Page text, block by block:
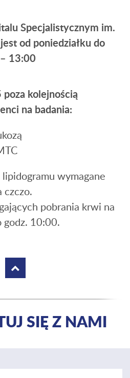
Specjalistycznym im.
od poniedziałku do
13:00
kolejnością
na badania:
wymagane
czczo.
pobrania krwi na
godz. 10:00.
SIĘ Z NAMI